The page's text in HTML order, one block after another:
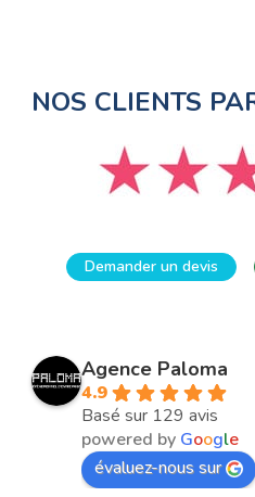
NOS CLIENTS
Demander un devis
Agence Paloma
4.9
Basé sur 129 avis
powered by Google
évaluez-nous sur